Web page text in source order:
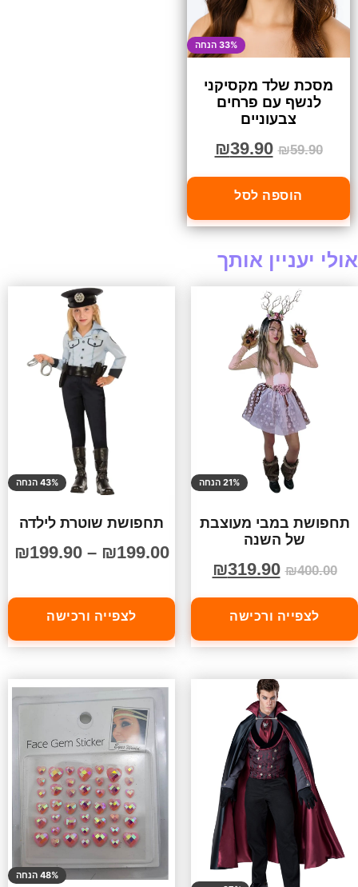
33% הנחה
מסכת שלד מקסיקני
לנשף עם פרחים
צבעוניים
₪59.90
₪39.90
הוספה לסל
אולי יעניין אותך
21% הנחה
תחפושת במבי מעוצבת
של השנה
₪400.00
₪319.90
לצפייה ורכישה
43% הנחה
תחפושת שוטרת לילדה
₪199.00
–
₪199.90
לצפייה ורכישה
48% הנחה